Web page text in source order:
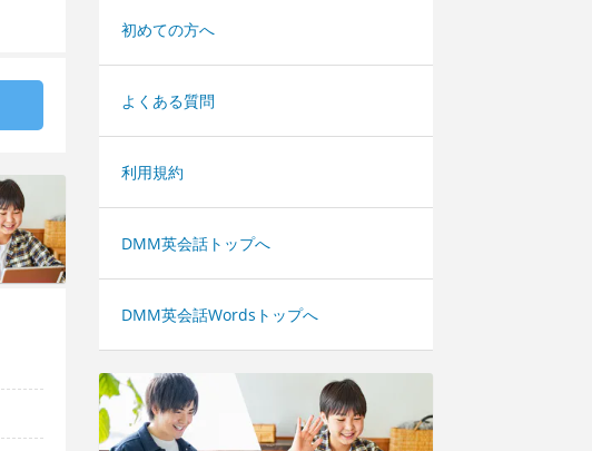
初めての方へ
よくある質問
利用規約
DMM英会話トップへ
DMM英会話Wordsトップへ